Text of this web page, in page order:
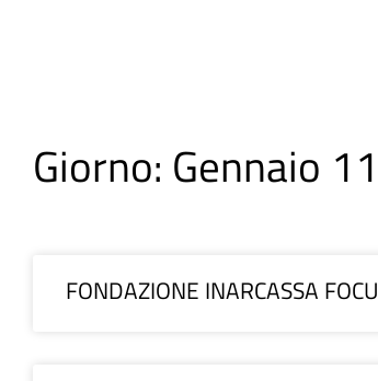
Giorno: Gennaio
FONDAZIONE INARCASSA